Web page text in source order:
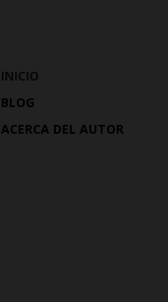
INICIO
BLOG
ACERCA DEL AUTOR